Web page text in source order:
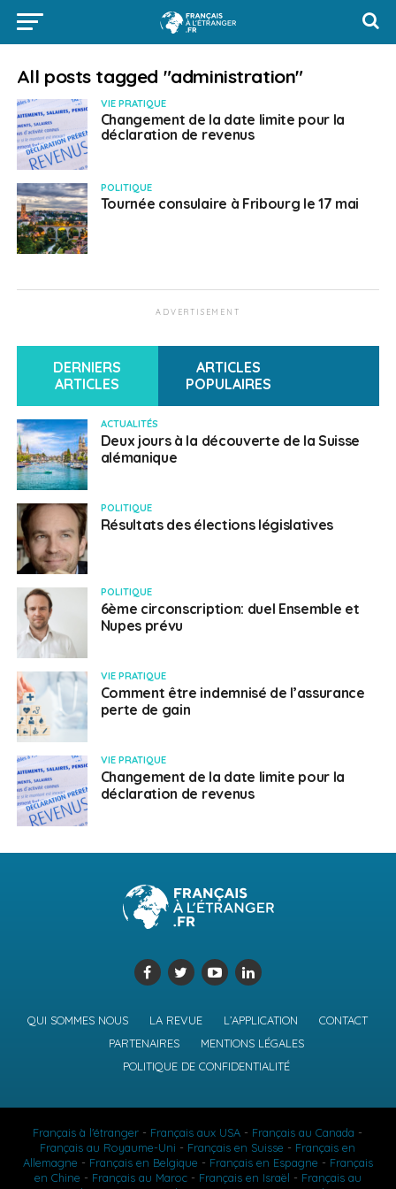
All posts tagged "administration"
VIE PRATIQUE
Changement de la date limite pour la
déclaration de revenus
POLITIQUE
Tournée consulaire à Fribourg le 17 mai
ADVERTISEMENT
DERNIERS
ARTICLES
ARTICLES
POPULAIRES
ACTUALITÉS
Deux jours à la découverte de la Suisse
alémanique
POLITIQUE
Résultats des élections législatives
POLITIQUE
6ème circonscription: duel Ensemble et
Nupes prévu
VIE PRATIQUE
Comment être indemnisé de l’assurance
perte de gain
VIE PRATIQUE
Changement de la date limite pour la
déclaration de revenus
QUI SOMMES NOUS LA REVUE L’APPLICATION
CONTACT
PARTENAIRES
MENTIONS LÉGALES
POLITIQUE DE CONFIDENTIALITÉ
Français à l'étranger - Français aux USA - Français au Canada -
Français au Royaume-Uni - Français en Suisse - Français en
Allemagne - Français en Belgique - Français en Espagne - Français
en Chine - Français au Maroc- Français en Israël - Français au